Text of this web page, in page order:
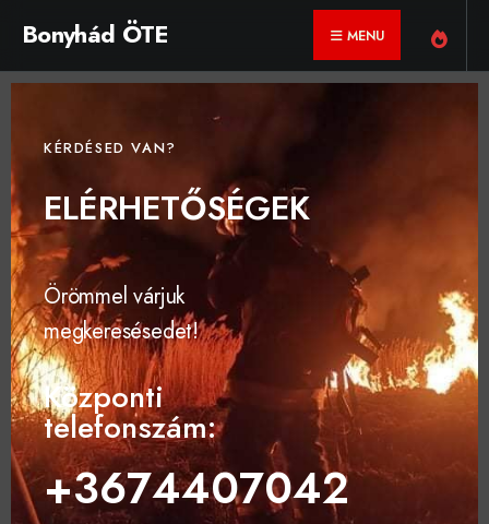
Bonyhád ÖTE MENU
KÉRDÉSED VAN?
ELÉRHETŐSÉGEK
Örömmel várjuk
megkeresésedet!
Központi
telefonszám:
+3674407042